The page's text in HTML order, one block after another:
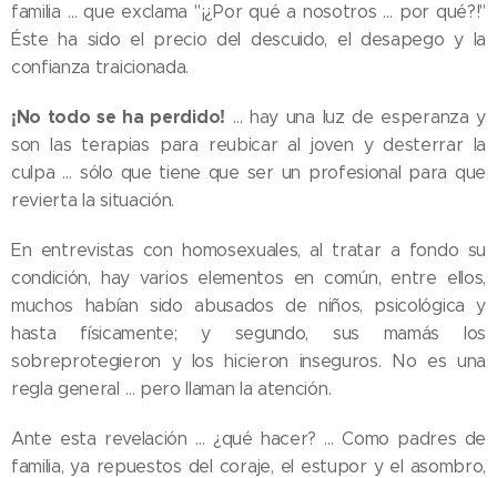
familia … que exclama "¡¿Por qué a nosotros … por qué?!"
Éste ha sido el precio del descuido, el desapego y la
confianza traicionada.
¡No todo se ha perdido! … hay una luz de esperanza y
son las terapias para reubicar al joven y desterrar la
culpa … sólo que tiene que ser un profesional para que
revierta la situación.
En entrevistas con homosexuales, al tratar a fondo su
condición, hay varios elementos en común, entre ellos,
muchos habían sido abusados de niños, psicológica y
hasta físicamente; y segundo, sus mamás los
sobreprotegieron y los hicieron inseguros. No es una
regla general … pero llaman la atención.
Ante esta revelación … ¿qué hacer? … Como padres de
familia, ya repuestos del coraje, el estupor y el asombro,